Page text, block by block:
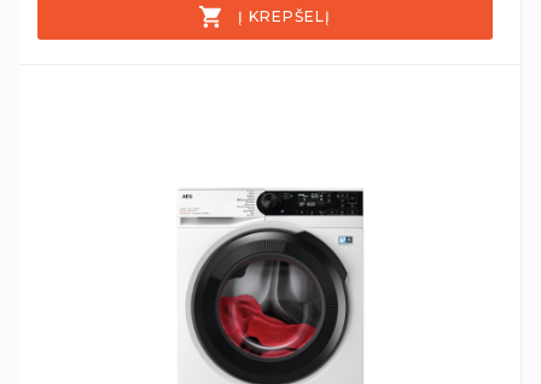
Į KREPŠELĮ